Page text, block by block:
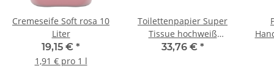
Cremeseife Soft rosa 10
Liter
19,15 € *
1,91 € pro 1 l
Toilettenpapier Super
Tissue hochweiß
Zellstoff 3lagig 250 Blatt
33,76 € *